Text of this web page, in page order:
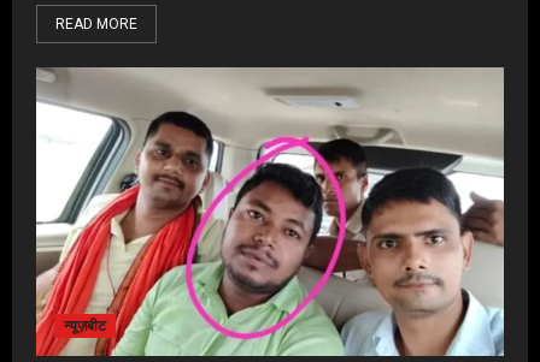
READ MORE
न्यूज़बीट